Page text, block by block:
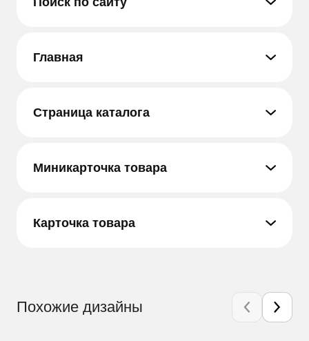
Главная
Страница каталога
Миникарточка товара
Карточка товара
Похожие дизайны